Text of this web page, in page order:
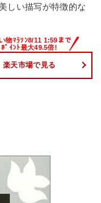
しい描写が特徴的な
楽天市場で見る